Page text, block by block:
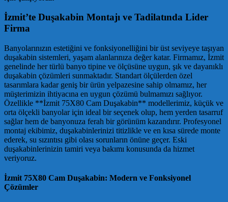
İzmit’te Duşakabin Montajı ve Tadilatında Lider
Firma
Banyolarınızın estetiğini ve fonksiyonelliğini bir üst seviyeye taşıyan
duşakabin sistemleri, yaşam alanlarınıza değer katar. Firmamız, İzmit
genelinde her türlü banyo tipine ve ölçüsüne uygun, şık ve dayanıklı
duşakabin çözümleri sunmaktadır. Standart ölçülerden özel
tasarımlara kadar geniş bir ürün yelpazesine sahip olmamız, her
müşterimizin ihtiyacına en uygun çözümü bulmamızı sağlıyor.
Özellikle **İzmit 75X80 Cam Duşakabin** modellerimiz, küçük ve
orta ölçekli banyolar için ideal bir seçenek olup, hem yerden tasarruf
sağlar hem de banyonuza ferah bir görünüm kazandırır. Profesyonel
montaj ekibimiz, duşakabinlerinizi titizlikle ve en kısa sürede monte
ederek, su sızıntısı gibi olası sorunların önüne geçer. Eski
duşakabinlerinizin tamiri veya bakımı konusunda da hizmet
veriyoruz.
İzmit 75X80 Cam Duşakabin: Modern ve Fonksiyonel
Çözümler